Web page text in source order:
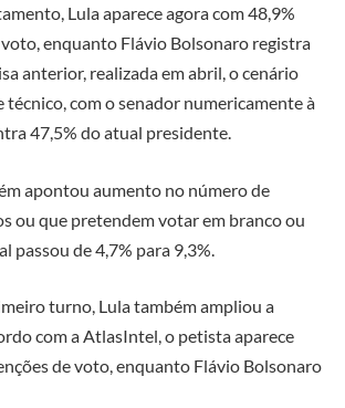
Lula aparece agora com 48,9%
enquanto Flávio Bolsonaro registra
anterior, realizada em abril, o cenário
técnico, com o senador numericamente à
47,5% do atual presidente.
apontou aumento no número de
ou que pretendem votar em branco ou
passou de 4,7% para 9,3%.
turno, Lula também ampliou a
com a AtlasIntel, o petista aparece
de voto, enquanto Flávio Bolsonaro